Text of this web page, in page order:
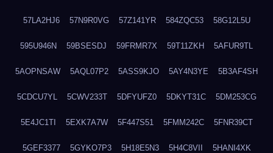
57LA2HJ6 57N9R0VG 57Z141YR 584ZQC53 58G12L5U
595U946N 59BSESDJ 59FRMR7X 59T11ZKH 5AFUR9TL
5AOPNSAW 5AQL07P2 5ASS9KJO 5AY4N3YE 5B3AF4SH
5CDCU7YL 5CWV233T 5DFYUFZ0 5DKYT31C 5DM253CG
5E4JC1TI 5EXK7A7W 5F447S51 5FMM242C 5FNR39CT
5GEF3377 5GYKO7P3 5H18E5N3 5H4C8VII 5HANI4XK